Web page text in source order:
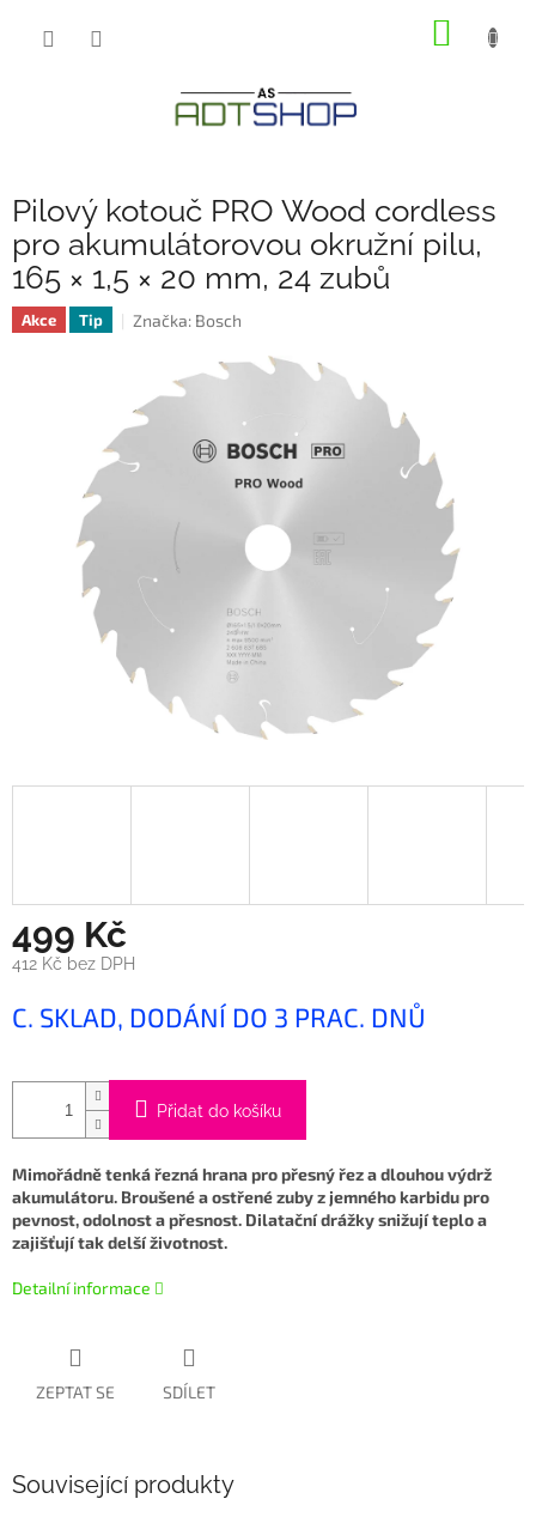
Pilový kotouč PRO Wood cordless
pro akumulátorovou okružní pilu,
165 × 1,5 × 20 mm, 24 zubů
Akce Tip Značka: Bosch
499 Kč
412 Kč bez DPH
cena:
C. SKLAD, DODÁNÍ DO 3 PRAC. DNŮ
Přidat do košíku
Mimořádně tenká řezná hrana pro přesný řez a dlouhou výdrž
akumulátoru. Broušené a ostřené zuby z jemného karbidu pro
pevnost, odolnost a přesnost. Dilatační drážky snižují teplo a
zajišťují tak delší životnost.
Detailní informace
ZEPTAT SE SDÍLET
Související produkty